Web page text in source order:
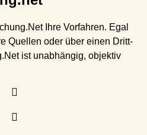
Ihre Vorfahren. Egal
Quellen oder über einen Dritt-
ist unabhängig, objektiv